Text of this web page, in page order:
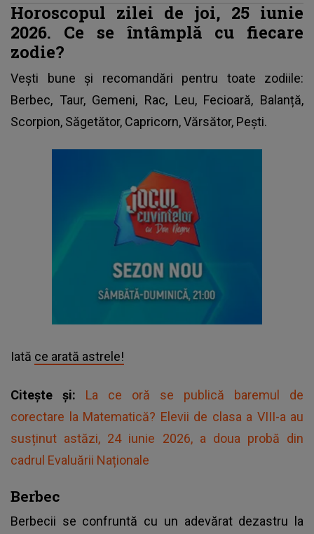
Horoscopul zilei de joi, 25 iunie
2026. Ce se întâmplă cu fiecare
zodie?
Vești bune și recomandări pentru toate zodiile:
Berbec, Taur, Gemeni, Rac, Leu, Fecioară, Balanță,
Scorpion, Săgetător, Capricorn, Vărsător, Pești.
Iată ce arată astrele!
Citește și: La ce oră se publică baremul de
corectare la Matematică? Elevii de clasa a VIII-a au
susținut astăzi, 24 iunie 2026, a doua probă din
cadrul Evaluării Naționale
Berbec
Berbecii se confruntă cu un adevărat dezastru la